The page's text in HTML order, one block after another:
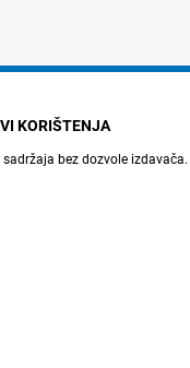
KORIŠTENJA
bez dozvole izdavača.